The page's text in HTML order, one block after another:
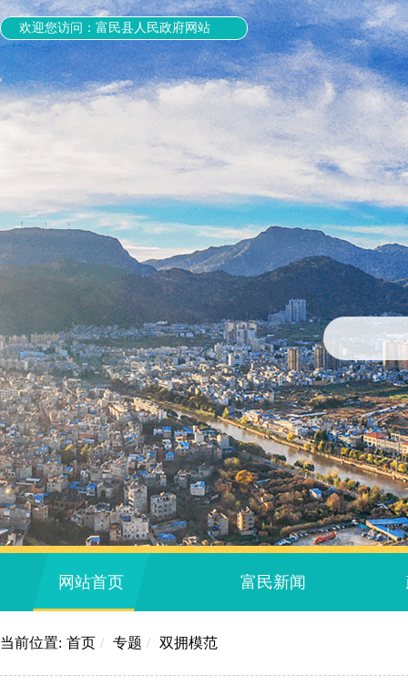
欢迎您访问：富民县人民政府网站
网站首页 富民新闻
当前位置: 首页 / 专题 / 双拥模范